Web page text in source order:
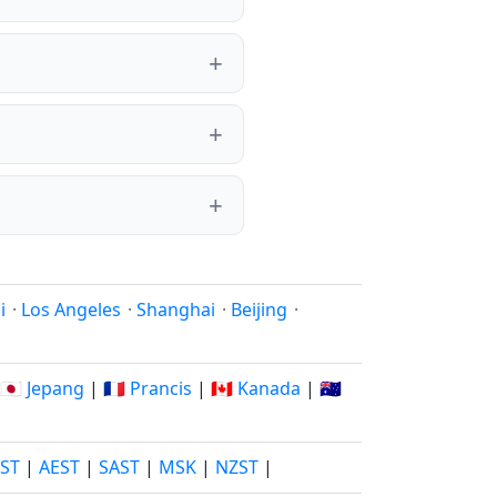
· Los Angeles · Shanghai · Beijing ·
🇯🇵 Jepang | 🇫🇷 Prancis | 🇨🇦 Kanada | 🇦🇺
| AEST | SAST | MSK | NZST |